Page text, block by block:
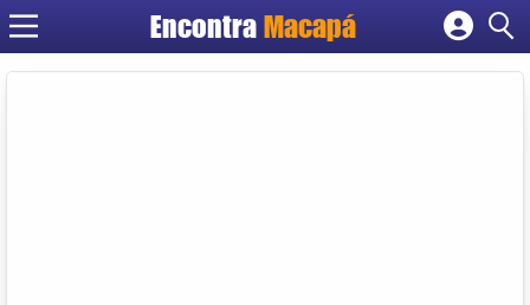
EncontraMacapá
Cadastrar empresa